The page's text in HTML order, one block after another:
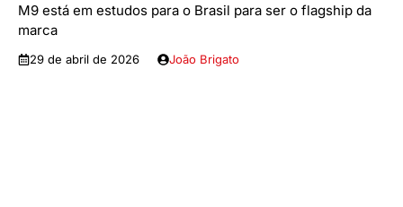
M9 está em estudos para o Brasil para ser o flagship da
marca
29 de abril de 2026 João Brigato